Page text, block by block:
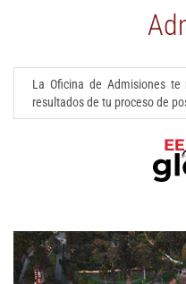
La Oficina de Admisiones
resultados de tu proceso de